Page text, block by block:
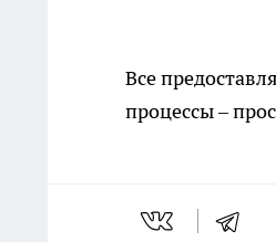
Все
процессы –